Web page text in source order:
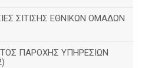
ΣΙΤΙΣΗΣ ΕΘΝΙΚΩΝ ΟΜΑΔΩΝ
ΠΑΡΟΧΗΣ ΥΠΗΡΕΣΙΩΝ